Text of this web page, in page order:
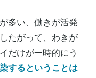
多い、働きが活発
たがって、わきが
だけが一時的にう
するということは